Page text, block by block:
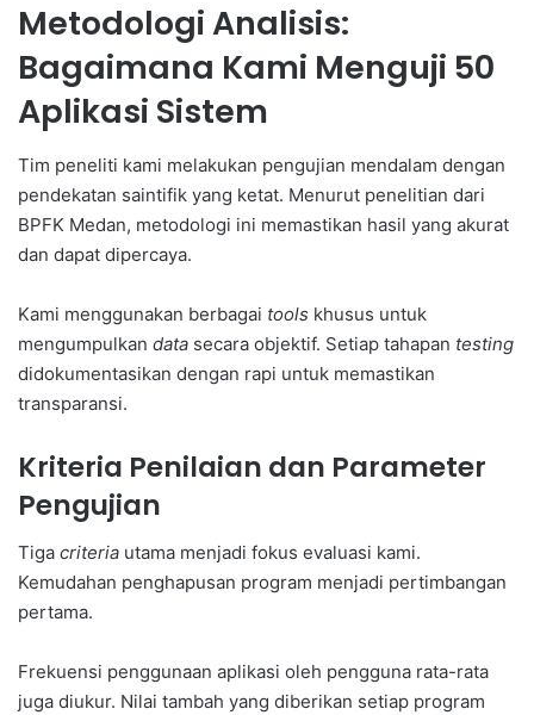
Metodologi Analisis:
Bagaimana Kami Menguji 50
Aplikasi Sistem
Tim peneliti kami melakukan pengujian mendalam dengan
pendekatan saintifik yang ketat. Menurut penelitian dari
BPFK Medan, metodologi ini memastikan hasil yang akurat
dan dapat dipercaya.
Kami menggunakan berbagai tools khusus untuk
mengumpulkan data secara objektif. Setiap tahapan testing
didokumentasikan dengan rapi untuk memastikan
transparansi.
Kriteria Penilaian dan Parameter
Pengujian
Tiga criteria utama menjadi fokus evaluasi kami.
Kemudahan penghapusan program menjadi pertimbangan
pertama.
Frekuensi penggunaan aplikasi oleh pengguna rata-rata
juga diukur. Nilai tambah yang diberikan setiap program